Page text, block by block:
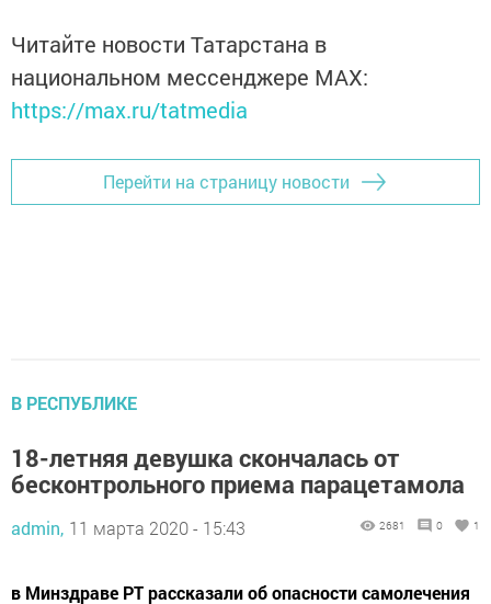
Читайте новости Татарстана в
национальном мессенджере MАХ:
https://max.ru/tatmedia
Перейти на страницу новости
В РЕСПУБЛИКЕ
18-летняя девушка скончалась от
бесконтрольного приема парацетамола
admin, 11 марта 2020 - 15:43 2681 0 1
в Минздраве РТ рассказали об опасности самолечения